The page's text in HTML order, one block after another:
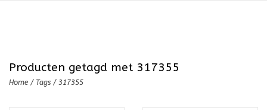
Producten getagd met 317355
Home / Tags / 317355